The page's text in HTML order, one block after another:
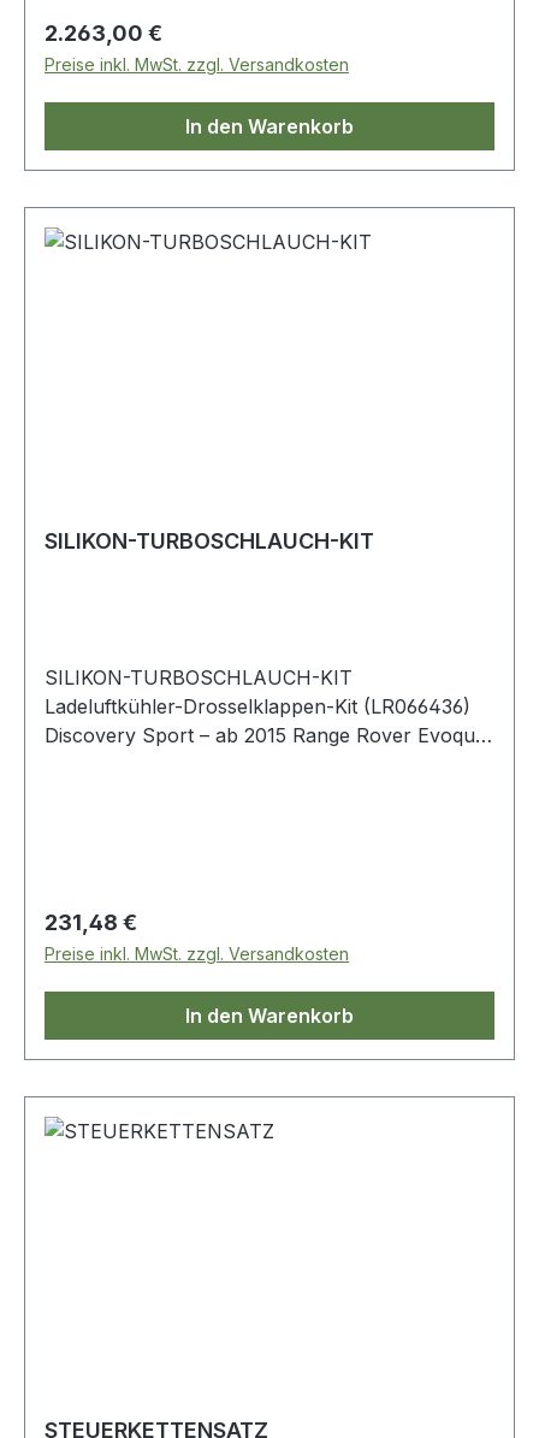
Regulärer Preis:
2.263,00 €
Preise inkl. MwSt. zzgl. Versandkosten
In den Warenkorb
SILIKON-TURBOSCHLAUCH-KIT
SILIKON-TURBOSCHLAUCH-KIT
Ladeluftkühler-Drosselklappen-Kit (LR066436)
Discovery Sport – ab 2015 Range Rover Evoque
Regulärer Preis:
231,48 €
Preise inkl. MwSt. zzgl. Versandkosten
In den Warenkorb
STEUERKETTENSATZ